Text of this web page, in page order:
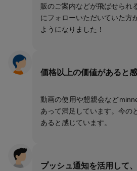
販のご案内などが飛ばせられ
にフォローいただいていた方
ようになりました！
価格以上の価値があると
動画の使用や懇親会など
あって満足しています。今の
あると感じています。
プッシュ通知を活用して